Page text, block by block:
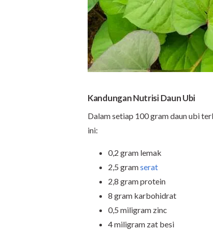
Kandungan Nutrisi Daun Ubi
Dalam setiap 100 gram daun ubi
ini:
0,2 gram lemak
2,5 gramserat
2,8 gram protein
8 gram karbohidrat
0,5 miligram zinc
4 miligram zat besi